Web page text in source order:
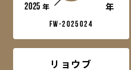
2025年
年
fw-2025024
リョウブ